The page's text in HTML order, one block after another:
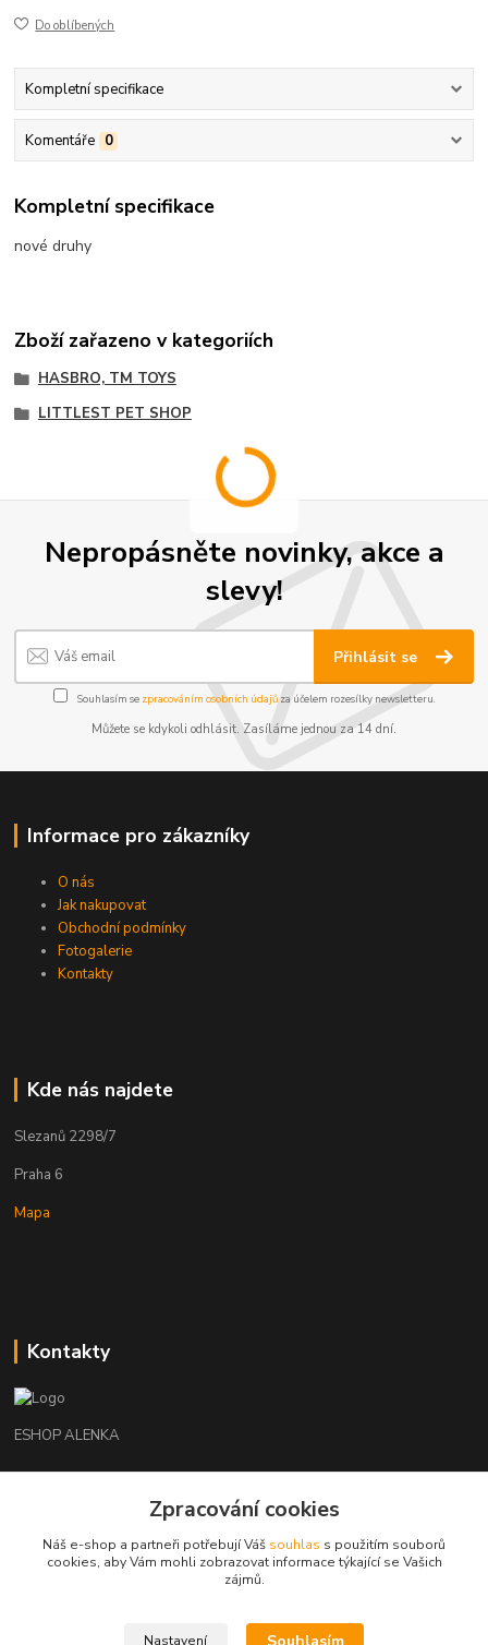
Do oblíbených
Kompletní specifikace
Komentáře 0
Kompletní specifikace
nové druhy
Zboží zařazeno v kategoriích
HASBRO, TM TOYS
LITTLEST PET SHOP
Nepropásněte novinky, akce a
slevy!
Přihlásit se
Souhlasím se zpracováním osobních údajůza účelem rozesílky newsletteru.
Můžete se kdykoli odhlásit. Zasíláme jednou za 14 dní.
Informace pro zákazníky
O nás
Jak nakupovat
Obchodní podmínky
Fotogalerie
Kontakty
Kde nás najdete
Slezanů 2298/7
Praha 6
Mapa
Kontakty
ESHOP ALENKA
+420602541312
orechovka@inmes.cz
Zpracování cookies
Náš e-shop a partneři potřebují Váš souhlas s použitím souborů
cookies, aby Vám mohli zobrazovat informace týkající se Vašich
zájmů.
Nastavení